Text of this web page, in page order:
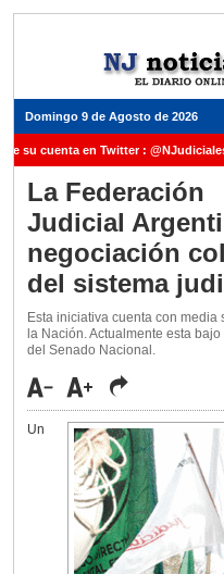
Domingo 9 de Agosto de 2026
su cuenta en Twitter : @NJudiciales
Justicia de la Nación una medalla
Carles para cubrir vacante en la
ante el Juez Daniel Rafecas
La Federación
Judicial
negociación
del sistema
Esta iniciativa cuenta con
la Nación. Actualmente esta
del Senado Nacional.
Un